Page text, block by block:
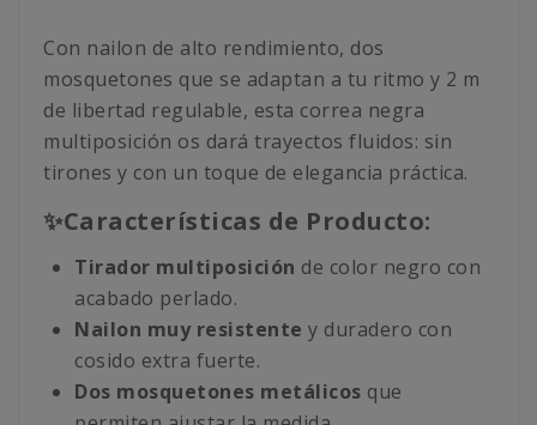
Con nailon de alto rendimiento, dos
mosquetones que se adaptan a tu ritmo y 2 m
de libertad regulable, esta correa negra
multiposición os dará trayectos fluidos: sin
tirones y con un toque de elegancia práctica.
✨Características de Producto:
Tirador multiposición de color negro con
acabado perlado.
Nailon muy resistente y duradero con
cosido extra fuerte.
Dos mosquetones metálicos que